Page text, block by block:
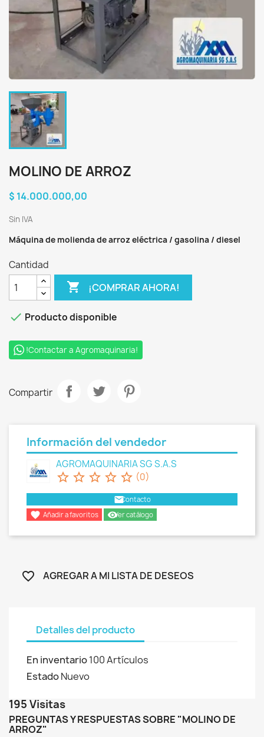
MOLINO DE ARROZ
$ 14.000.000,00
Sin IVA
Máquina de molienda de arroz eléctrica / gasolina / diesel
Cantidad
 ¡COMPRAR AHORA!
 Producto disponible
!Contactar a Agromaquinaria!
Compartir
Información del vendedor
AGROMAQUINARIA SG S.A.S
star_border star_border star_border star_border star_border (0)
emailContacto
 Añadir a favoritos remove_red_eyeVer catálogo
favorite_border AGREGAR A MI LISTA DE DESEOS
Detalles del producto
En inventario100 Artículos
EstadoNuevo
195 Visitas
PREGUNTAS Y RESPUESTAS SOBRE "MOLINO DE
ARROZ"